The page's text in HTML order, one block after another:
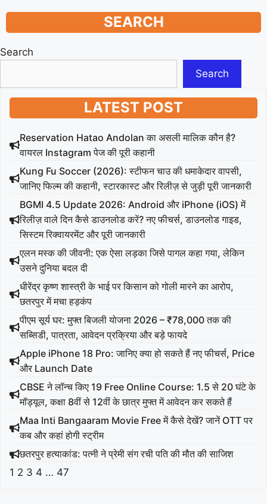
SEARCH
Search
Search
LATEST POST
Reservation Hatao Andolan का असली मालिक कौन है?
वायरल Instagram पेज की पूरी कहानी
Kung Fu Soccer (2026): स्टीफन चाउ की धमाकेदार वापसी,
जानिए फिल्म की कहानी, स्टारकास्ट और रिलीज़ से जुड़ी पूरी जानकारी
BGMI 4.5 Update 2026: Android और iPhone (iOS) में
रिलीज़ वाले दिन कैसे डाउनलोड करें? नए फीचर्स, डाउनलोड गाइड,
सिस्टम रिक्वायरमेंट और पूरी जानकारी
एलन मस्क की जीवनी: एक ऐसा लड़का जिसे पागल कहा गया, लेकिन
उसने दुनिया बदल दी
धीरेंद्र कृष्ण शास्त्री के भाई पर किसान को गोली मारने का आरोप,
छतरपुर में मचा हड़कंप
पीएम सूर्य घर: मुफ्त बिजली योजना 2026 – ₹78,000 तक की
सब्सिडी, पात्रता, आवेदन प्रक्रिया और बड़े फायदे
Apple iPhone 18 Pro: जानिए क्या हो सकते हैं नए फीचर्स, Price
और Launch Date
CBSE ने लॉन्च किए 19 Free Online Course: 1.5 से 20 घंटे के
मॉड्यूल, कक्षा 8वीं से 12वीं के छात्र मुफ्त में आवेदन कर सकते हैं
Maa Inti Bangaaram Movie Free में कैसे देखें? जानें OTT पर
कब और कहां होगी स्ट्रीम
छतरपुर हत्याकांड: पत्नी ने प्रेमी संग रची पति की मौत की साजिश
1 2 3 4 … 47